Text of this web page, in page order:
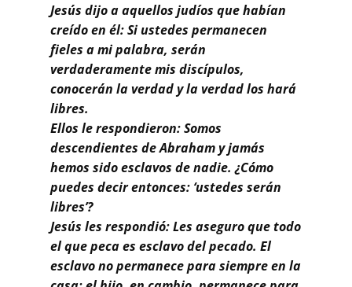
Contacto
Buscar
Jesús dijo a aquellos judíos que habían
creído en él: Si ustedes permanecen
fieles a mi palabra, serán
verdaderamente mis discípulos,
conocerán la verdad y la verdad los hará
libres.
Ellos le respondieron: Somos
descendientes de Abraham y jamás
hemos sido esclavos de nadie. ¿Cómo
puedes decir entonces: ‘ustedes serán
libres’?
Jesús les respondió: Les aseguro que todo
el que peca es esclavo del pecado. El
esclavo no permanece para siempre en la